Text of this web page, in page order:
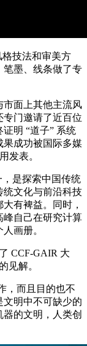
技法和审美方
笔墨、线条做了专
面上其他主流风
门邀请了近百位
明 “道子” 系统
果成功被国际多媒
发表。
是探索中国传统
统文化与前沿科技
有裨益。同时，
峰自己在研究计算
画册。
CCF-GAIR 大
见解。
而且目的也不
文明中不可缺少的
的文明，人类创